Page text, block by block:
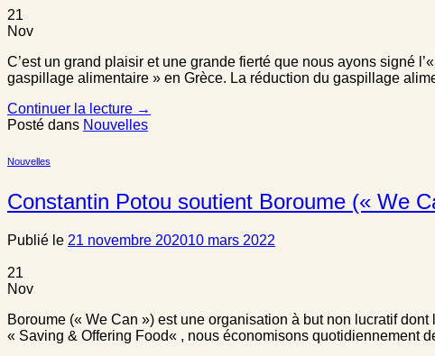
21
Nov
C’est un grand plaisir et une grande fierté que nous ayons signé
gaspillage alimentaire » en Grèce. La réduction du gaspillage
Continuer la lecture →
Posté dans Nouvelles
Nouvelles
Constantin Potou soutient Boroume (« We
Publié le 21 novembre 202010 mars 2022
21
Nov
Boroume (« We Can ») est une organisation à but non lucratif
« Saving & Offering Food« , nous économisons quotidiennement